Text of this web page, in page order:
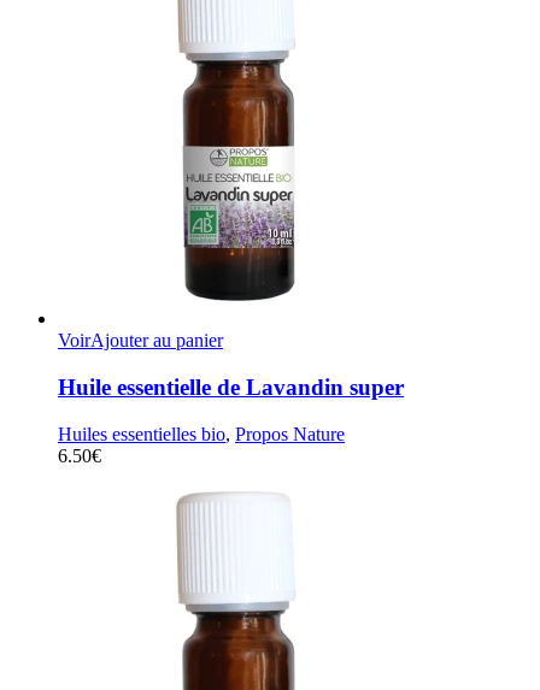
VoirAjouter au panier
Huile essentielle de Lavandin super
Huiles essentielles bio, Propos Nature
6.50€